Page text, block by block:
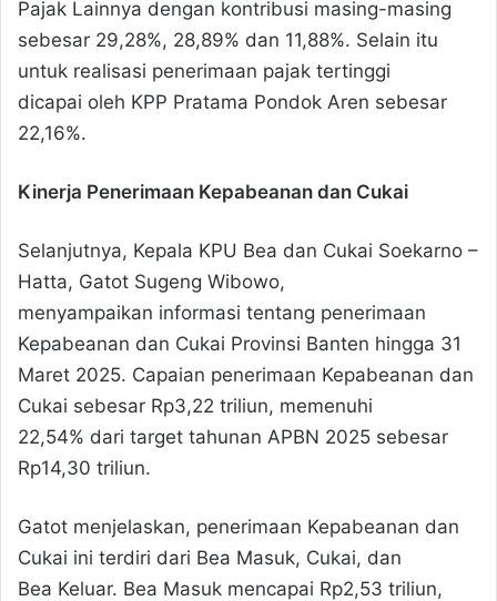
Pajak Lainnya dengan kontribusi masing-masing
sebesar 29,28%, 28,89% dan 11,88%. Selain itu
untuk realisasi penerimaan pajak tertinggi
dicapai oleh KPP Pratama Pondok Aren sebesar
22,16%.
Kinerja Penerimaan Kepabeanan dan Cukai
Selanjutnya, Kepala KPU Bea dan Cukai Soekarno –
Hatta, Gatot Sugeng Wibowo,
menyampaikan informasi tentang penerimaan
Kepabeanan dan Cukai Provinsi Banten hingga 31
Maret 2025. Capaian penerimaan Kepabeanan dan
Cukai sebesar Rp3,22 triliun, memenuhi
22,54% dari target tahunan APBN 2025 sebesar
Rp14,30 triliun.
Gatot menjelaskan, penerimaan Kepabeanan dan
Cukai ini terdiri dari Bea Masuk, Cukai, dan
Bea Keluar. Bea Masuk mencapai Rp2,53 triliun,